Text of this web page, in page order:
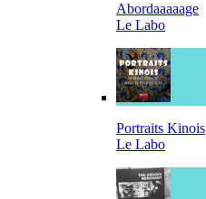
Abordaaaaage
Le Labo
Portraits Kinois
Le Labo